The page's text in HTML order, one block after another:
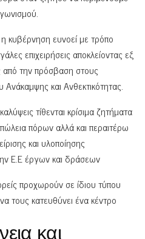
η κυβέρνηση ευνοεί με τρόπο
επιχειρήσεις αποκλείοντας εξ
από την πρόσβαση στους
και Ανθεκτικότητας.
τίθενται κρίσιμα ζητήματα
πόρων αλλά και περαιτέρω
και υλοποίησης
Ε.Ε έργων και δράσεων
προχωρούν σε ίδιου τύπου
τους κατευθύνει ένα κέντρο
και